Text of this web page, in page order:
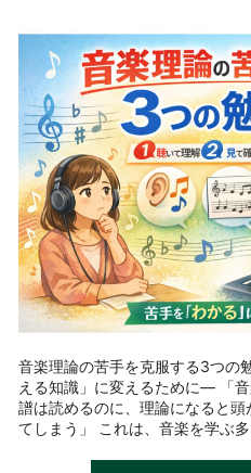
音楽理論の苦手を克服する3つの
える知識」に変えるために― 「
譜は読めるのに、理論になると
てしまう」 これは、音楽を学ぶ